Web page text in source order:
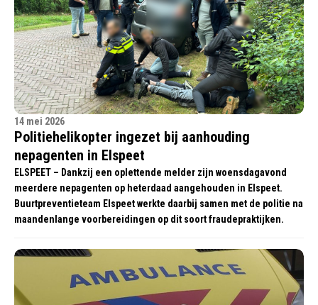
14 mei 2026
Politiehelikopter ingezet bij aanhouding
nepagenten in Elspeet
ELSPEET – Dankzij een oplettende melder zijn woensdagavond
meerdere nepagenten op heterdaad aangehouden in Elspeet.
Buurtpreventieteam Elspeet werkte daarbij samen met de politie na
maandenlange voorbereidingen op dit soort fraudepraktijken.